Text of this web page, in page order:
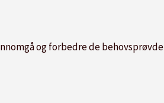
og forbedre de behovsprøvde